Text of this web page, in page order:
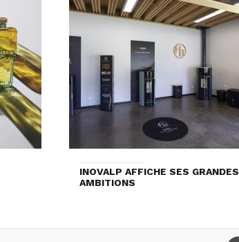
INOVALP AFFICHE SES GRANDES
AMBITIONS